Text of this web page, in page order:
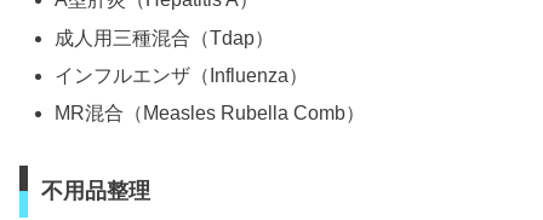
成人用三種混合（Tdap）
インフルエンザ（Influenza）
MR混合（Measles Rubella Comb）
不用品整理